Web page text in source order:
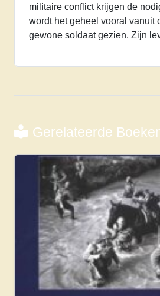
militaire conflict krijgen de
wordt het geheel vooral vanuit
gewone soldaat gezien. Zijn
Gerelateerde